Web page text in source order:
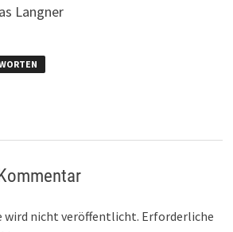
Langner
wird nicht veröffentlicht. Erforderliche